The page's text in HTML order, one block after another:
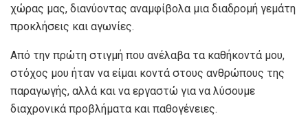
χώρας μας, διανύοντας αναμφίβολα μια διαδρομή γεμάτη
προκλήσεις και αγωνίες.
Από την πρώτη στιγμή που ανέλαβα τα καθήκοντά μου,
στόχος μου ήταν να είμαι κοντά στους ανθρώπους της
παραγωγής, αλλά και να εργαστώ για να λύσουμε
διαχρονικά προβλήματα και παθογένειες.